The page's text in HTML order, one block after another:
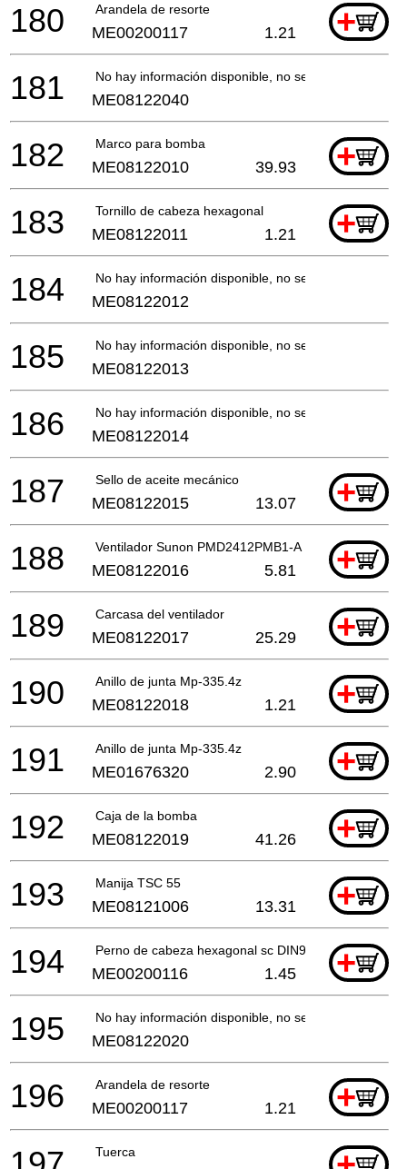
Arandela de resorte +
180 ME00200117 1.21
No hay información disponible, no se puede pedir
181 ME08122040
Marco para bomba +
182 ME08122010 39.93
Tornillo de cabeza hexagonal +
183 ME08122011 1.21
No hay información disponible, no se puede pedir
184 ME08122012
No hay información disponible, no se puede pedir
185 ME08122013
No hay información disponible, no se puede pedir
186 ME08122014
Sello de aceite mecánico +
187 ME08122015 13.07
Ventilador Sunon PMD2412PMB1-A +
188 ME08122016 5.81
Carcasa del ventilador +
189 ME08122017 25.29
Anillo de junta Mp-335.4z +
190 ME08122018 1.21
Anillo de junta Mp-335.4z +
191 ME01676320 2.90
Caja de la bomba +
192 ME08122019 41.26
Manija TSC 55 +
193 ME08121006 13.31
Perno de cabeza hexagonal sc DIN933 M5x12 8.8
+
194 ME00200116 1.45
No hay información disponible, no se puede pedir
195 ME08122020
Arandela de resorte +
196 ME00200117 1.21
Tuerca